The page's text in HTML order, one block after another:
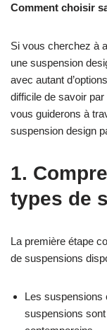
Comment choisir
Si vous cherchez à
une suspension
avec autant
difficile de savoir
vous guiderons à
suspension design
1.
types de
La première étape
de suspensions
Les suspensions
suspensions